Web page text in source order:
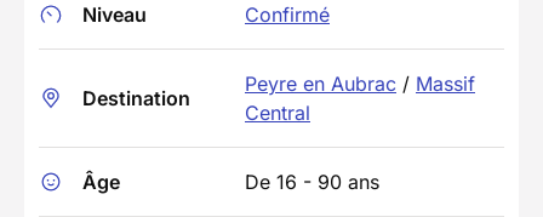
Niveau Confirmé
Destination
Peyre en Aubrac / Massif
Central
Âge De 16 - 90 ans